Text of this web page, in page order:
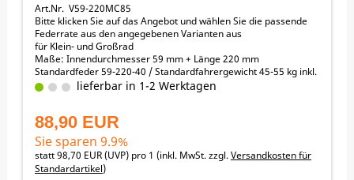
Art.Nr. V59-220MC85
Bitte klicken Sie auf das Angebot und wählen Sie die passende
Federrate aus den angegebenen Varianten aus
für Klein- und Großrad
Maße: Innendurchmesser 59 mm + Länge 220 mm
Standardfeder 59-220-40 / Standardfahrergewicht 45-55 kg inkl.
Schutzkleidung (fahrfertig)
Fahrergewicht / empfohlene Federraten:
40-45 kg -> 35 N/mm
45-55 kg -> 40 N/mm
55-60 kg -> 45 N/mm
60-65 kg -> 50 N/mm
65-70 kg -> 55 N/mm
lieferbar in 1-2 Werktagen
88,90 EUR
Sie sparen 9.9%
statt98,70 EUR(UVP) pro 1 (inkl. MwSt. zzgl.Versandkosten für
Standardartikel)